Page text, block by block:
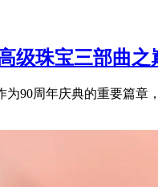
级珠宝三部曲
为90周年庆典的重要篇章